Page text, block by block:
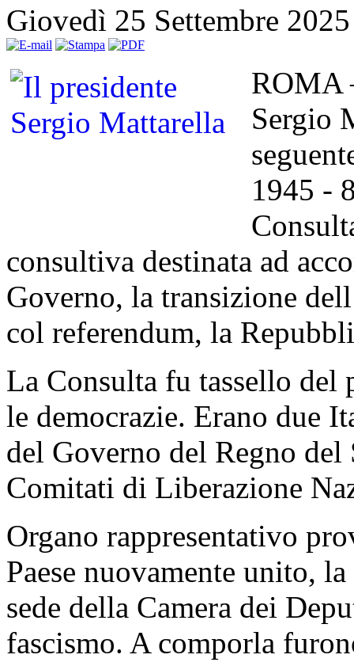
Giovedì 25 Settembre
ROMA
Sergio
1945 -
consultiva destinata ad
Governo, la transizione
col referendum, la
La Consulta fu tassello del
le democrazie. Erano due
del Governo del Regno del
Comitati di Liberazione
Organo rappresentativo
Paese nuovamente unito,
sede della Camera dei
fascismo. A comporla